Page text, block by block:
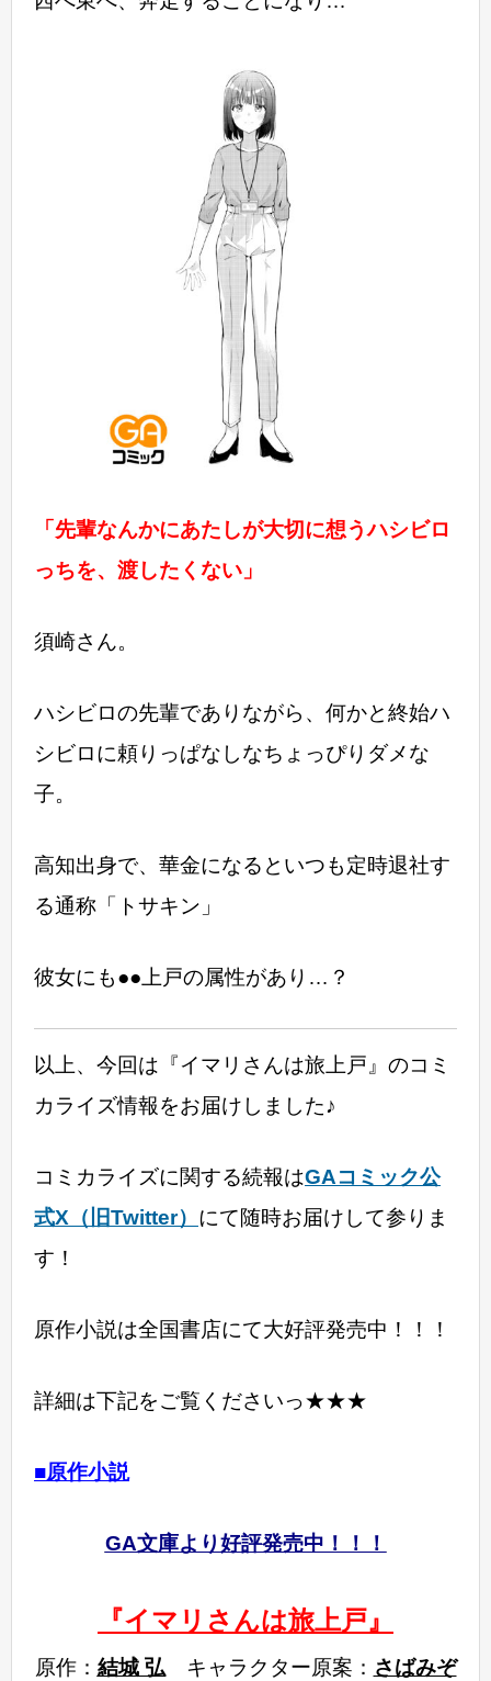
「先輩なんかにあたしが大切に想うハシビロ
っちを、渡したくない」
須崎さん。
ハシビロの先輩でありながら、何かと終始ハ
シビロに頼りっぱなしなちょっぴりダメな
子。
高知出身で、華金になるといつも定時退社す
る通称「トサキン」
彼女にも●●上戸の属性があり…？
以上、今回は『イマリさんは旅上戸』のコミ
カライズ情報をお届けしました♪
コミカライズに関する続報はGAコミック公
式X（旧Twitter） にて随時お届けして参りま
す！
原作小説は全国書店にて大好評発売中！！！
詳細は下記をご覧くださいっ★★★
■原作小説
GA文庫より好評発売中！！！
『イマリさんは旅上戸』
原作： 結城 弘 キャラクター原案： さばみぞ